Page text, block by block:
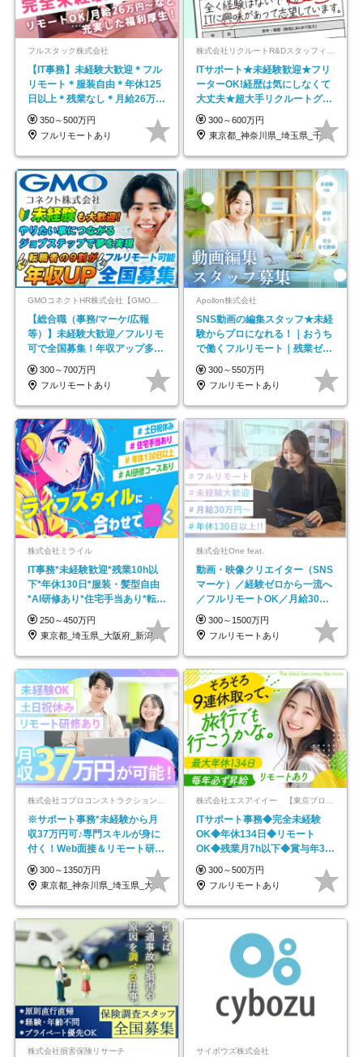
フルスタック株式会社
【IT事務】未経験大歓迎＊フル
リモート＊服装自由＊年休125
日以上＊残業なし＊月給26万円
以上
350～500万円
フルリモートあり
ITサポート★未経験歓迎★フリ
ーターOK!経歴は気にしなくて
大丈夫★超大手リクルートグル
ープの正社員/sg
300～600万円
東京都_神奈川県_埼玉県_千葉県_大阪府…
GMOコネクトHR株式会社【GMOインターネットグループ】
【総合職（事務/マーケ/広報
等）】未経験大歓迎／フルリモ
可で全国募集！年収アップ多数
★年休最大130日★
300～700万円
フルリモートあり
Apollon株式会社
SNS動画の編集スタッフ★未経
験からプロになれる！｜おうち
で働くフルリモート｜残業ゼロ
で18時退勤◎
300～550万円
フルリモートあり
株式会社ミライル
IT事務*未経験歓迎*残業10h以
下*年休130日*服装・髪型自由
*AI研修あり*住宅手当あり*転勤
なし
250～450万円
東京都_埼玉県_大阪府_新潟県_福岡県
株式会社One feat.
動画・映像クリエイター（SNS
マーケ）／経験ゼロから一流へ
／フルリモートOK／月給30万
円～／年休130日以上
300～1500万円
フルリモートあり
※サポート事務*未経験から月
収37万円可♪専門スキルが身に
付く！Web面接＆リモート研修
も充実♪/a
300～1350万円
東京都_神奈川県_埼玉県_大阪府_愛知県…
ITサポート事務◆完全未経験
OK◆年休134日◆リモート
OK◆残業月7h以下◆賞与年3回
◆5年目まで必ず昇給
300～500万円
フルリモートあり
株式会社損害保険リサーチ サイボウズ株式会社